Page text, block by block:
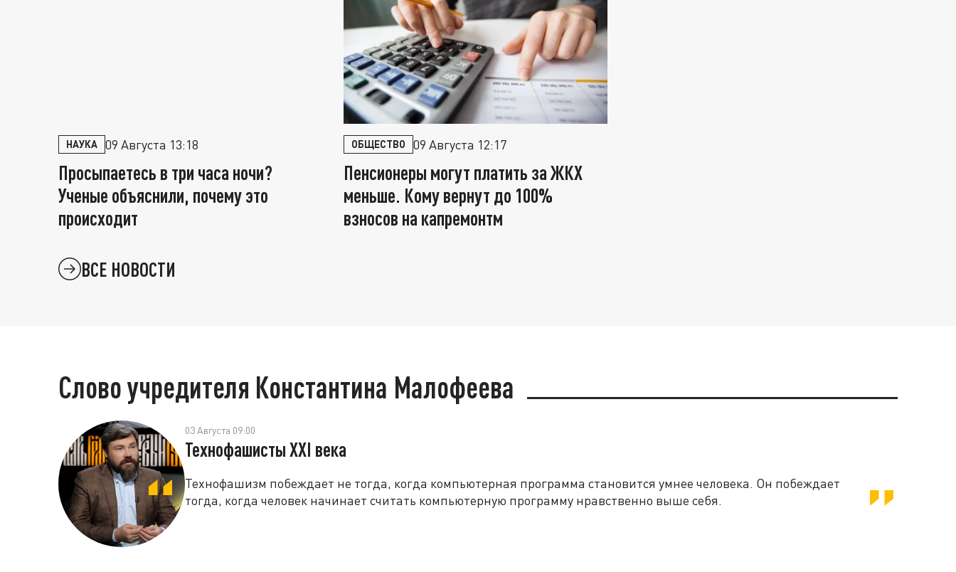
НАУКА 09 Августа 13:18
Просыпаетесь в три часа ночи?
Ученые объяснили, почему это
происходит
ОБЩЕСТВО 09 Августа 12:17
Пенсионеры могут платить за ЖКХ
меньше. Кому вернут до 100%
взносов на капремонтм
ВСЕ НОВОСТИ
Слово учредителя Константина Малофеева
03 Августа 09:00
Технофашисты XXI века
Технофашизм побеждает не тогда, когда компьютерная программа становится умнее человека. Он побеждает
тогда, когда человек начинает считать компьютерную программу нравственно выше себя.